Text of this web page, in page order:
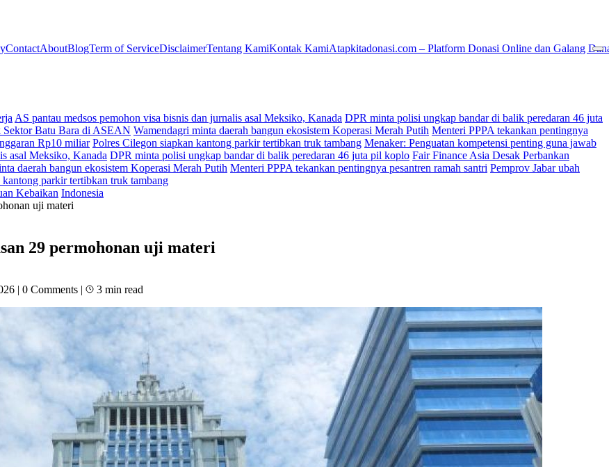
ContactAboutBlogTerm of ServiceDisclaimerTentang KamiKontak KamiAtapkitadonasi.com – Platform Donasi Online dan Galang
AS pantau medsos pemohon visa bisnis dan jurnalis asal Meksiko, Kanada DPR minta polisi ungkap bandar di balik peredaran 46 juta
Sektor Batu Bara di ASEAN Wamendagri minta daerah bangun ekosistem Koperasi Merah Putih Menteri PPPA tekankan pentingnya
Rp10 miliar Polres Cilegon siapkan kantong parkir tertibkan truk tambang Menaker: Penguatan kompetensi penting guna jawab
asal Meksiko, Kanada DPR minta polisi ungkap bandar di balik peredaran 46 juta pil koplo Fair Finance Asia Desak Perbankan
daerah bangun ekosistem Koperasi Merah Putih Menteri PPPA tekankan pentingnya pesantren ramah santri Pemprov Jabar ubah
parkir tertibkan truk tambang
Kebaikan Indonesia
uji materi
29 permohonan uji materi
| 0 Comments | 3 min read